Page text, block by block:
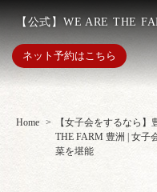
【公式】WE ARE THE
ネット予約はこちら
Home
【女子会をするなら
THE FARM 豊洲 | 女子
菜を堪能